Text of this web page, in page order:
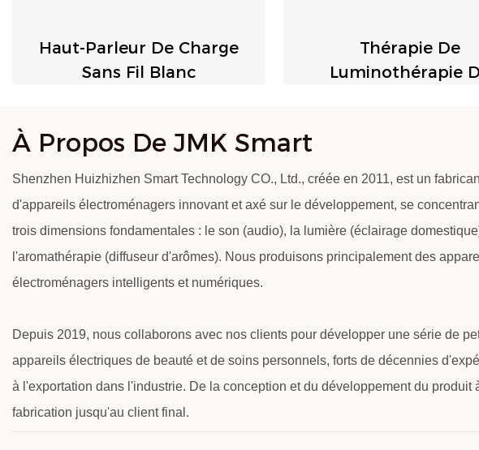
Haut-Parleur De Charge
Sans Fil Blanc
Thérapie De
Luminothérapie
À Propos De JMK Smart
Shenzhen Huizhizhen Smart Technology CO., Ltd., créée en 2011, est un
d'appareils électroménagers innovant et axé sur le développement, se
trois dimensions fondamentales : le son (audio), la lumière (éclairage
l'aromathérapie (diffuseur d'arômes). Nous produisons principalement des
électroménagers intelligents et numériques.
Depuis 2019, nous collaborons avec nos clients pour développer une série de
appareils électriques de beauté et de soins personnels, forts de décennies
à l'exportation dans l'industrie. De la conception et du développement du produit
fabrication jusqu'au client final.